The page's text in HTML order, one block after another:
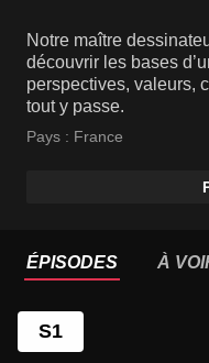
Notre maître
découvrir les bases
perspectives, valeurs,
tout y passe.
Pays : France
ÉPISODES À
S1